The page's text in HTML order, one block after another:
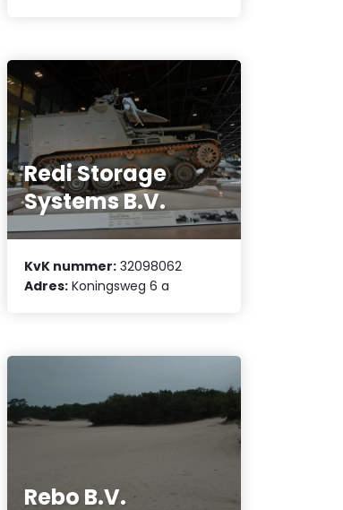
Redi Storage
Systems B.V.
KvK nummer: 32098062
Adres: Koningsweg 6 a
Rebo B.V.